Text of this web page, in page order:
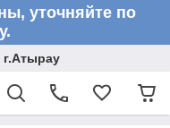
уточняйте по